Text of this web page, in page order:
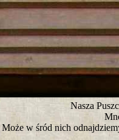
Nasza
Może w śród nich